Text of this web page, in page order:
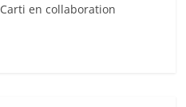
en collaboration